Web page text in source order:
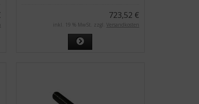
723,52 €
inkl. 19 % MwSt. zzgl. Versandkosten